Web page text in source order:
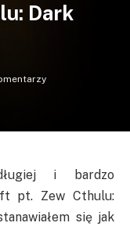
Dark
i bardzo
pt. Zew Cthulu:
się jak